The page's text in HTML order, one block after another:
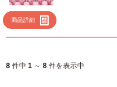
商品詳細
8 件中 1 ～ 8 件を表示中